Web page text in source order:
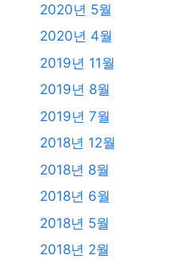
2020년 5월
2020년 4월
2019년 11월
2019년 8월
2019년 7월
2018년 12월
2018년 8월
2018년 6월
2018년 5월
2018년 2월